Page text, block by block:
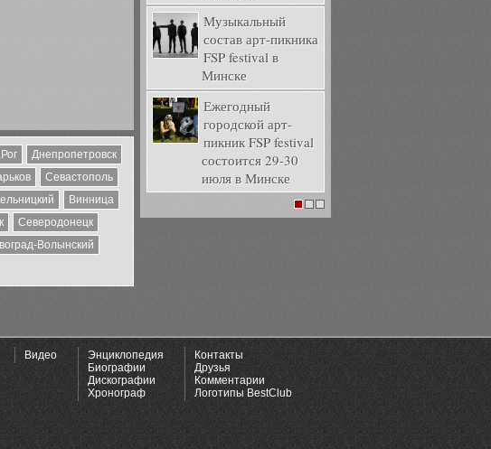
Днепропетровск
Севастополь
Винница
Северодонецк
Волынский
Музыкальный
состав арт-пикника
FSP festival в
Минске
Ежегодный
городской арт-
пикник FSP festival
состоится 29-30
июля в Минске
Видео
Энциклопедия
Биографии
Дискографии
Хронограф
Контакты
Друзья
Комментарии
Логотипы BestClub